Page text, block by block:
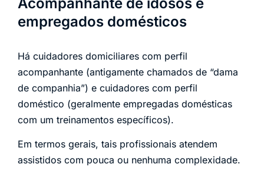
empregados domésticos
Há cuidadores domiciliares com perfil
acompanhante (antigamente chamados de “dama
de companhia”) e cuidadores com perfil
doméstico (geralmente empregadas domésticas
com um treinamentos específicos).
Em termos gerais, tais profissionais atendem
assistidos com pouca ou nenhuma complexidade.